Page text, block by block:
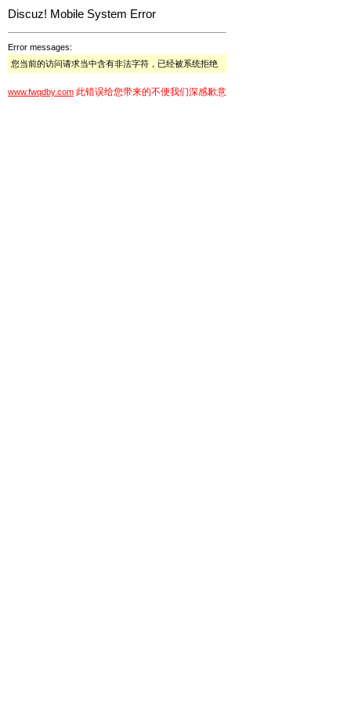
Discuz! Mobile System Error
Error messages:
您当前的访问请求当中含有非法字符，已经被系统拒绝
www.fwqdby.com 此错误给您带来的不便我们深感歉意